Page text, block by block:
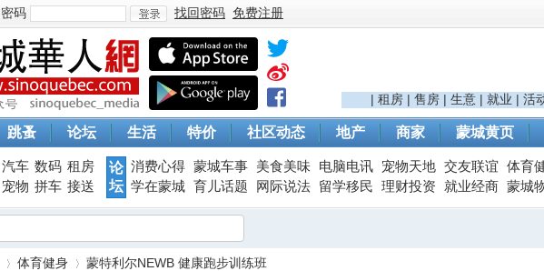
密码
登
找回密码 免费注册
| 租房 | 售房 | 生意 | 就业 | 活
跳蚤 论坛 生活 特价 社区动态 地产 商家 蒙城黄页
汽车 数码 租房
宠物 拼车 接送
论
坛
消费心得 蒙城车事 美食美味 电脑电讯 宠物天地 交友联谊 体育
学在蒙城 育儿话题 网际说法 留学移民 理财投资 就业经商 蒙城
体育健身 蒙特利尔NEWB 健康跑步训练班